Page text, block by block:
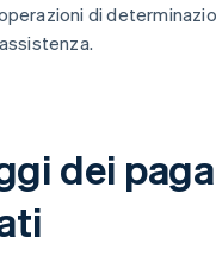
di
dei